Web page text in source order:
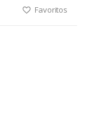
Favoritos